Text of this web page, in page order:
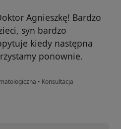
Agnieszkę! Bardzo
syn bardzo
kiedy następna
ponownie.
• Konsultacja